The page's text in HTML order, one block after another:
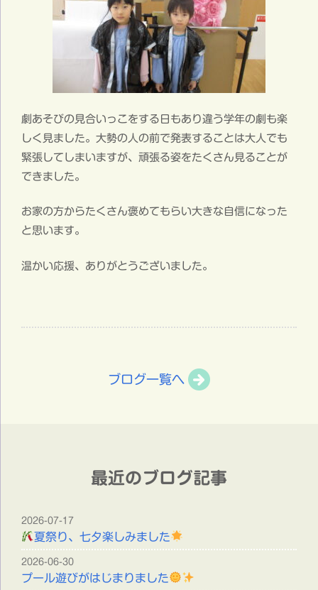
劇あそびの見合いっこをする日もあり違う学年の劇も楽
しく見ました。大勢の人の前で発表することは大人でも
緊張してしまいますが、頑張る姿をたくさん見ることが
できました。
お家の方からたくさん褒めてもらい大きな自信になった
と思います。
温かい応援、ありがとうございました。
ブログ一覧へ
最近のブログ記事
夏祭り、七夕楽しみました
2026-07-17
プール遊びがはじまりました
2026-06-30